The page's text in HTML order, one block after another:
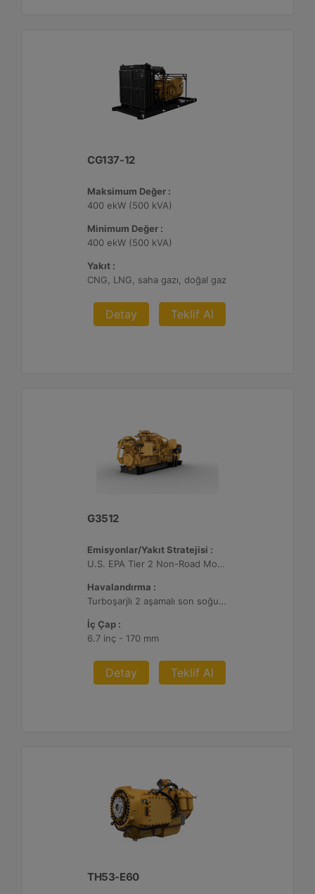
CG137-12
Maksimum Değer :
400 ekW (500 kVA)
Minimum Değer :
400 ekW (500 kVA)
Yakıt :
CNG, LNG, saha gazı, doğal gaz
Detay Teklif Al
G3512
Emisyonlar/Yakıt Stratejisi :
U.S. EPA Tier 2 Non-Road Mobile
Havalandırma :
Turboşarjlı 2 aşamalı son soğutmalı
İç Çap :
6.7 inç - 170 mm
Detay Teklif Al
TH53-E60